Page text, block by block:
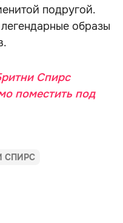
подругой.
образы
Спирс
поместить под
СПИРС